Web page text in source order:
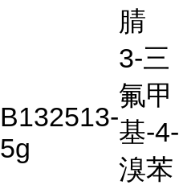
腈
B132513-
5g
3-三
氟甲
基-4-
溴苯